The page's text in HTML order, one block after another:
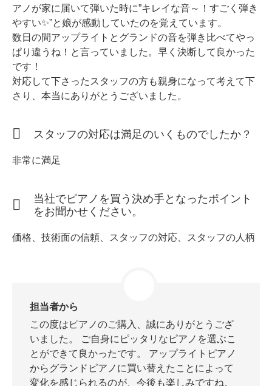
ピアノレンタル
スタッフ紹介
アノが家に届いて弾いた時に”キレイな音～！すごく弾き
やすい✨”と娘が感動していたのを覚えています。
数日の間アップライトとグランドの音を弾き比べてやっ
ぱり違うね！と言っていました。早く決断して良かった
です！
対応して下さったスタッフの方も親身になって考えて下
さり、本当にありがとうございました。
スタッフの対応は満足のいくものでしたか？
非常に満足
当社でピアノを買う決め手となったポイント
をお聞かせください。
価格、技術面の信頼、スタッフの対応、スタッフの人柄
担当者から
この度はピアノのご購入、誠にありがとうござ
いました。 ご自身にピッタリなピアノを選ぶこ
とができて良かったです。 アップライトピアノ
からグランドピアノに買い替えたことによって
変化を感じられるのが、今後も楽しみですね。